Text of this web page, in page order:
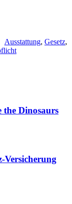
Ausstattung, Gesetz,
the Dinosaurs
Versicherung